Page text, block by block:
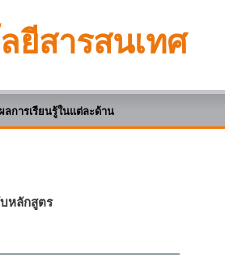
ยีสารสนเทศ
การเรียนรู้ในแต่ละด้าน
หลักสูตร